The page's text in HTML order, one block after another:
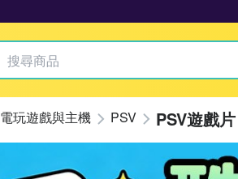
電玩遊戲與主機 PSV PSV遊戲片